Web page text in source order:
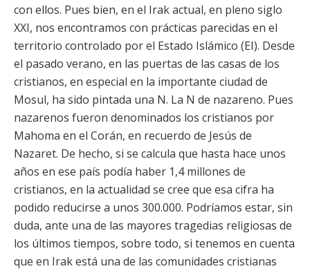
con ellos. Pues bien, en el Irak actual, en pleno siglo
XXI, nos encontramos con prácticas parecidas en el
territorio controlado por el Estado Islámico (EI). Desde
el pasado verano, en las puertas de las casas de los
cristianos, en especial en la importante ciudad de
Mosul, ha sido pintada una N. La N de nazareno. Pues
nazarenos fueron denominados los cristianos por
Mahoma en el Corán, en recuerdo de Jesús de
Nazaret. De hecho, si se calcula que hasta hace unos
años en ese país podía haber 1,4 millones de
cristianos, en la actualidad se cree que esa cifra ha
podido reducirse a unos 300.000. Podríamos estar, sin
duda, ante una de las mayores tragedias religiosas de
los últimos tiempos, sobre todo, si tenemos en cuenta
que en Irak está una de las comunidades cristianas